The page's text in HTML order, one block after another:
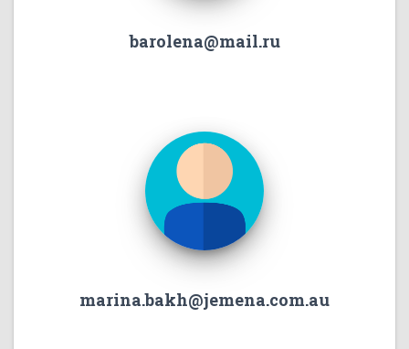
barolena@mail.ru
marina.bakh@jemena.com.au